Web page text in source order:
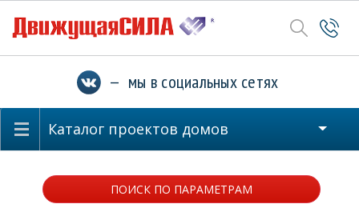
— мы в социальных сетях
Каталог проектов домов
ПОИСК ПО ПАРАМЕТРАМ